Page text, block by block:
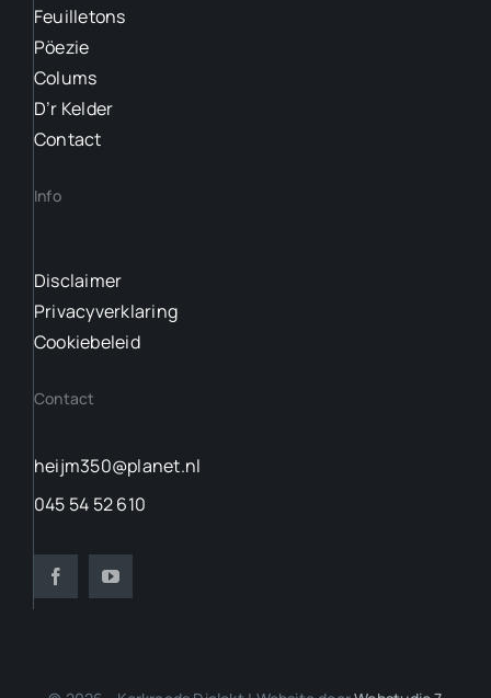
Feuilletons
Pöezie
Colums
D’r Kelder
Contact
Info
Disclaimer
Privacyverklaring
Cookiebeleid
Contact
heijm350@planet.nl
045 54 52 610